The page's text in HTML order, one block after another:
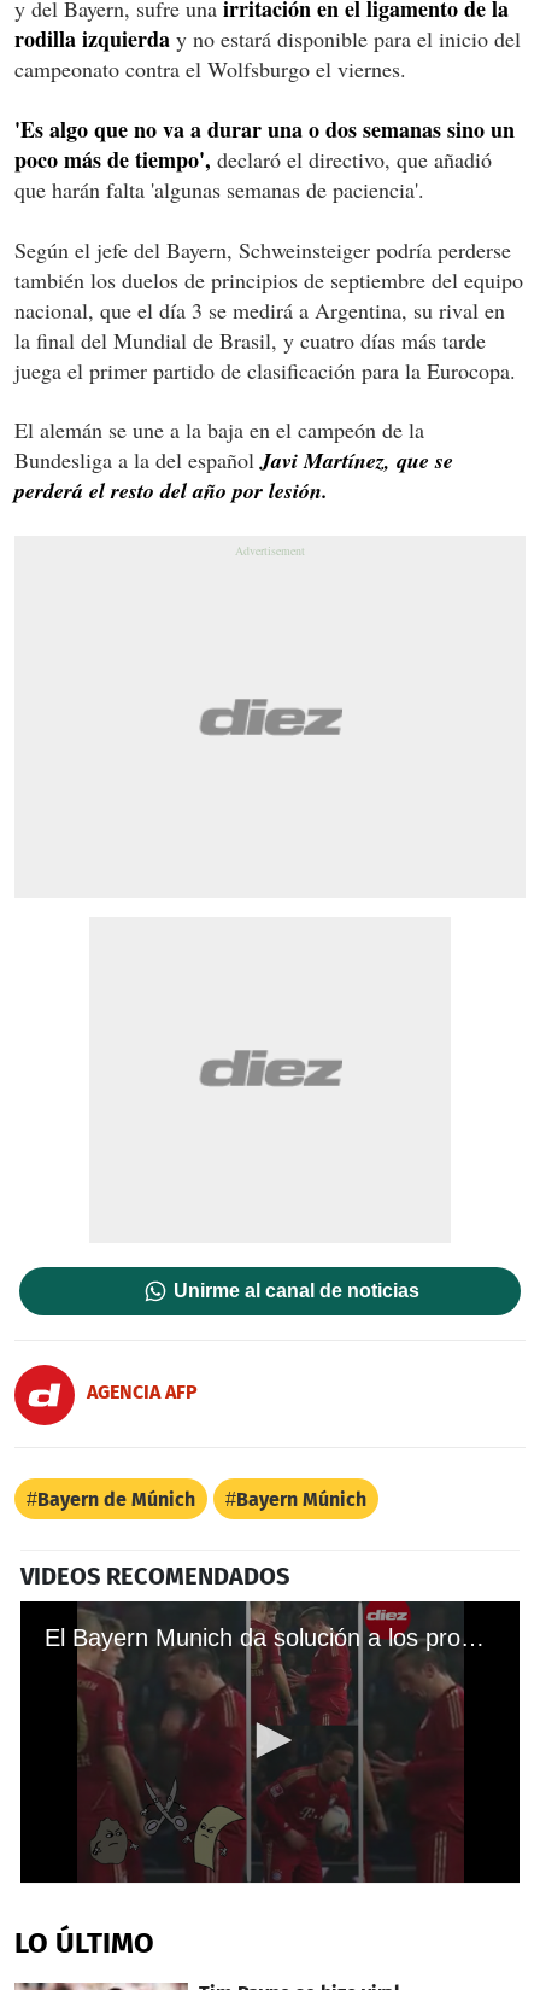
y del Bayern, sufre una irritación en el ligamento de la
rodilla izquierda y no estará disponible para el inicio del
campeonato contra el Wolfsburgo el viernes.
'Es algo que no va a durar una o dos semanas sino un
poco más de tiempo', declaró el directivo, que añadió
que harán falta 'algunas semanas de paciencia'.
Según el jefe del Bayern, Schweinsteiger podría perderse
también los duelos de principios de septiembre del equipo
nacional, que el día 3 se medirá a Argentina, su rival en
la final del Mundial de Brasil, y cuatro días más tarde
juega el primer partido de clasificación para la Eurocopa.
El alemán se une a la baja en el campeón de la
Bundesliga a la del español Javi Martínez, que se
perderá el resto del año por lesión.
Unirme al canal de noticias
AGENCIA AFP
Bayern de Múnich Bayern Múnich
VIDEOS RECOMENDADOS
El Bayern Munich da solución a los problemas del PSG
of
34
LO ÚLTIMO